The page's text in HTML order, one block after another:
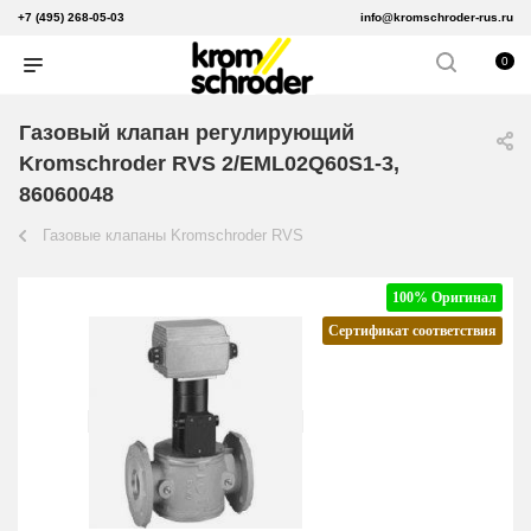
+7 (495) 268-05-03 info@kromschroder-rus.ru
0
Газовый клапан регулирующий
Kromschroder RVS 2/EML02Q60S1-3,
86060048
Газовые клапаны Kromschroder RVS
100% Оригинал
Сертификат соответствия